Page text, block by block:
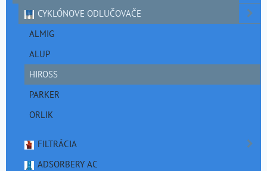
CYKLÓNOVE ODLUČOVAČE
ALMIG
ALUP
HIROSS
PARKER
ORLIK
FILTRÁCIA
ADSORBERY AC